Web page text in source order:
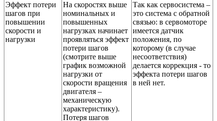
Эффект потери
шагов при
повышении
скорости и
нагрузки
На скоростях выше
номинальных и
повышенных
нагрузках начинает
проявляться эффект
потери шагов
(смотрите выше
график возможной
нагрузки от
скорости вращения
двигателя –
механическую
характеристику).
Потеря шагов
Так как сервосистема –
это система с обратной
связью: в сервомоторе
имеется датчик
положения, по
которому (в случае
несоответствия)
делается коррекция - то
эффекта потери шагов
в ней нет.